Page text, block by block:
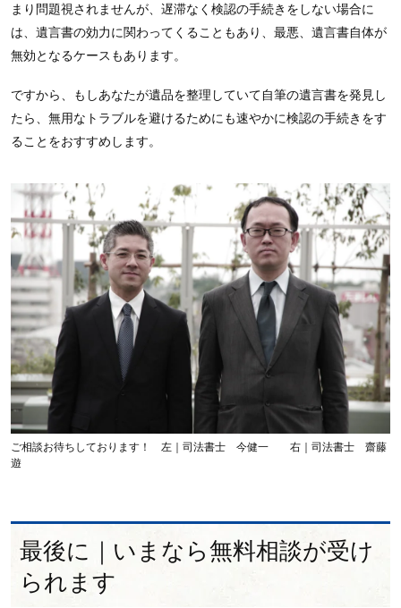
まり問題視されませんが、遅滞なく検認の手続きをしない場合に
は、遺言書の効力に関わってくることもあり、最悪、遺言書自体が
無効となるケースもあります。
ですから、もしあなたが遺品を整理していて自筆の遺言書を発見し
たら、無用なトラブルを避けるためにも速やかに検認の手続きをす
ることをおすすめします。
ご相談お待ちしております！ 左｜司法書士 今健一 右｜司法書士 齋藤
遊
最後に｜いまなら無料相談が受け
られます